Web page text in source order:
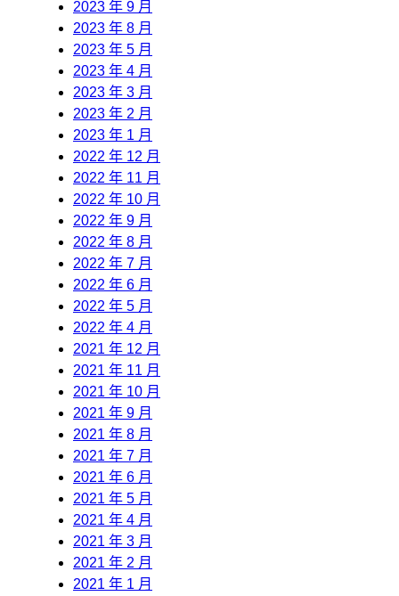
2023 年 9 月
2023 年 8 月
2023 年 5 月
2023 年 4 月
2023 年 3 月
2023 年 2 月
2023 年 1 月
2022 年 12 月
2022 年 11 月
2022 年 10 月
2022 年 9 月
2022 年 8 月
2022 年 7 月
2022 年 6 月
2022 年 5 月
2022 年 4 月
2021 年 12 月
2021 年 11 月
2021 年 10 月
2021 年 9 月
2021 年 8 月
2021 年 7 月
2021 年 6 月
2021 年 5 月
2021 年 4 月
2021 年 3 月
2021 年 2 月
2021 年 1 月